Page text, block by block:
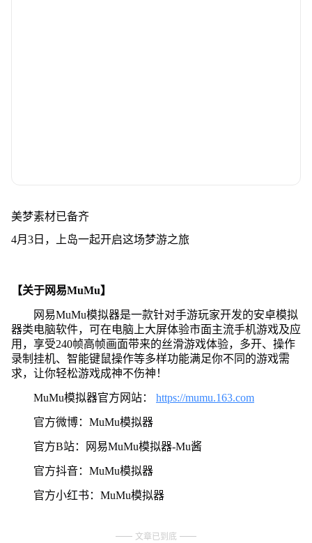
美梦素材已备齐
4月3日，上岛一起开启这场梦游之旅
【关于网易MuMu】
网易MuMu模拟器是一款针对手游玩家开发的安卓模拟
器类电脑软件，可在电脑上大屏体验市面主流手机游戏及应
用，享受240帧高帧画面带来的丝滑游戏体验，多开、操作
录制挂机、智能键鼠操作等多样功能满足你不同的游戏需
求，让你轻松游戏成神不伤神！
MuMu模拟器官方网站： https://mumu.163.com
官方微博：MuMu模拟器
官方B站：网易MuMu模拟器-Mu酱
官方抖音：MuMu模拟器
官方小红书：MuMu模拟器
文章已到底